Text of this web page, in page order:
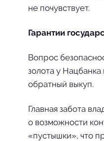
не почувствует.
Гарантии
Вопрос
золота у
обратный выкуп.
Главная забота
о возможности
«пустышки», что